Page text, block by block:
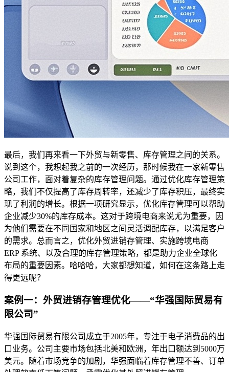
最后，我们再来看一下外贸与新零售、库存管理之间的关系。
说到这个，我想起我之前的一次经历，那时候我在一家新零售
公司工作，面对着复杂的库存管理问题。通过优化库存管理策
略，我们不仅提高了库存周转率，还减少了库存积压，最终实
现了利润的增长。根据一项研究显示，优化库存管理可以帮助
企业减少30%的库存成本。这对于跨境电商来说尤为重要，因
为他们需要在不同国家和地区之间灵活调配库存，以满足客户
的需求。总而言之，优化外贸进销存管理、实施跨境电商
ERP 系统、以及合理的库存管理策略，都是助力企业全球化
布局的重要因素。哈哈哈，大家都想知道，如何在这条路上走
得更远呢？
案例一：外贸进销存管理优化——“华强国际贸易有
限公司”
华强国际贸易有限公司成立于2005年，专注于电子消费品的出
口业务。公司主要市场包括北美和欧洲，年出口额达到5000万
美元。随着市场竞争的加剧，华强面临着库存管理不善、订单